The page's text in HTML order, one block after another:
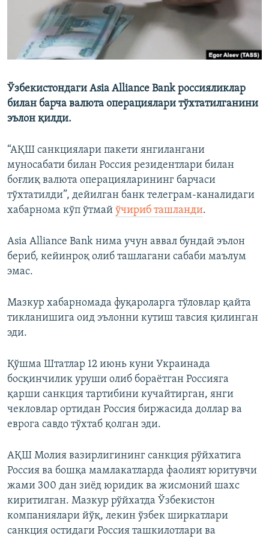
Ўзбекистондаги Asia Alliance Bank россияликлар
билан барча валюта операциялари тўхтатилганини
эълон қилди.
“АҚШ санкциялари пакети янгилангани
муносабати билан Россия резидентлари билан
боғлиқ валюта операцияларининг барчаси
тўхтатилди”, дейилган банк телеграм-каналидаги
хабарнома кўп ўтмай ўчириб ташланди.
Asia Alliance Bank нима учун аввал бундай эълон
бериб, кейинроқ олиб ташлагани сабаби маълум
эмас.
Мазкур хабарномада фуқароларга тўловлар қайта
тикланишига оид эълонни кутиш тавсия қилинган
эди.
Қўшма Штатлар 12 июнь куни Украинада
босқинчилик уруши олиб бораётган Россияга
қарши санкция тартибини кучайтирган, янги
чекловлар ортидан Россия биржасида доллар ва
еврога савдо тўхтаб қолган эди.
АҚШ Молия вазирлигининг санкция рўйхатига
Россия ва бошқа мамлакатларда фаолият юритувчи
жами 300 дан зиёд юридик ва жисмоний шахс
киритилган. Мазкур рўйхатда Ўзбекистон
компаниялари йўқ, лекин ўзбек ширкатлари
санкция остидаги Россия ташкилотлари ва